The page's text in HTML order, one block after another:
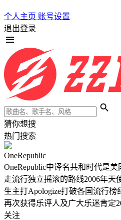
个人主页 账号设置
退出登录
猜你想搜
热门搜索
OneRepublic
OneRepublic中译名共和时代是
走流行独立摇滚的路线2006年天
生主打Apologize打破各国流行榜
再次获得乐评人及广大乐迷肯定
关注